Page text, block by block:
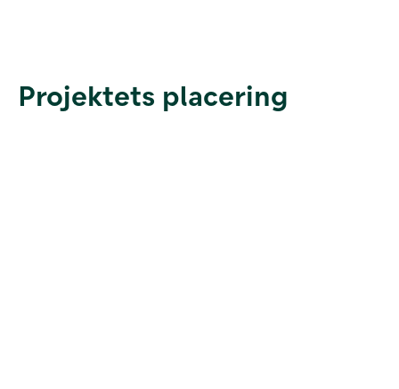
Projektets placering